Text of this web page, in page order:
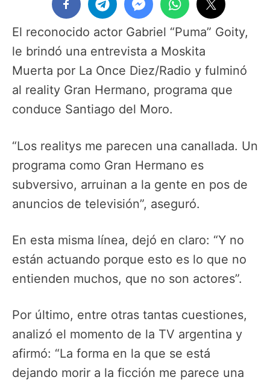
El reconocido actor Gabriel “Puma” Goity,
le brindó una entrevista a Moskita
Muerta por La Once Diez/Radio y fulminó
al reality Gran Hermano, programa que
conduce Santiago del Moro.
“Los realitys me parecen una canallada. Un
programa como Gran Hermano es
subversivo, arruinan a la gente en pos de
anuncios de televisión”, aseguró.
En esta misma línea, dejó en claro: “Y no
están actuando porque esto es lo que no
entienden muchos, que no son actores”.
Por último, entre otras tantas cuestiones,
analizó el momento de la TV argentina y
afirmó: “La forma en la que se está
dejando morir a la ficción me parece una